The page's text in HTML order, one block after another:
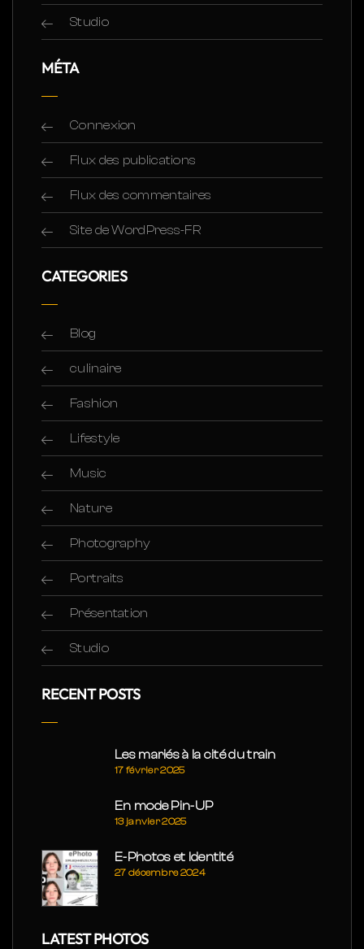
Studio
MÉTA
Connexion
Flux des publications
Flux des commentaires
Site de WordPress-FR
CATEGORIES
Blog
culinaire
Fashion
Lifestyle
Music
Nature
Photography
Portraits
Présentation
Studio
RECENT POSTS
Les mariés à la cité du train
17 février 2025
En mode Pin-UP
13 janvier 2025
E-Photos et Identité
27 décembre 2024
LATEST PHOTOS